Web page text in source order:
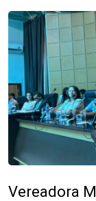
Vereadora